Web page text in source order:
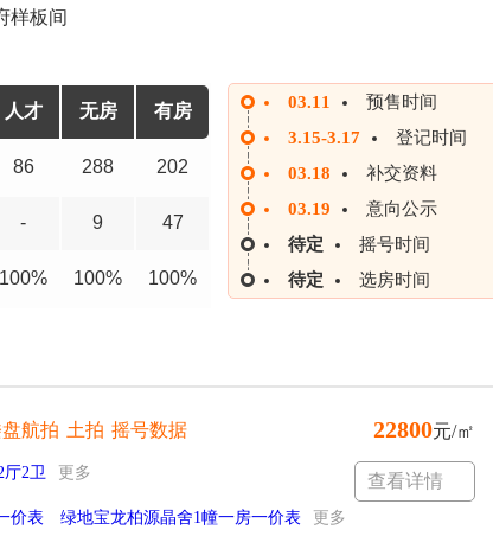
样板间
人才 无房 有房
86 288 202
- 9 47
100% 100% 100%
03.11
预售时间
3.15-3.17
登记时间
03.18
补交资料
03.19
意向公示
待定
摇号时间
待定
选房时间
航拍 土拍 摇号数据
厅2卫 更多
价表 绿地宝龙柏源晶舍1幢一房一价表 更多
22800元/㎡
查看详情